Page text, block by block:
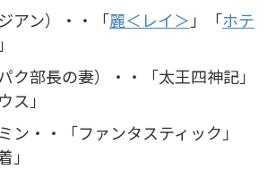
アン）・・「麗＜レイ＞ 」「ホテ
」
ク部長の妻）・・「太王四神記」
ス」
ン・・「ファンタスティック」
」